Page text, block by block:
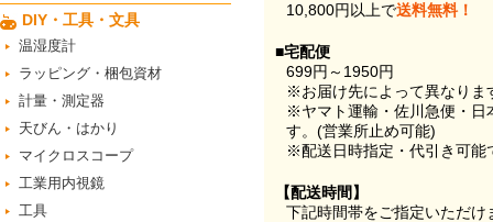
DIY・工具・文具
温湿度計
ラッピング・梱包資材
計量・測定器
天びん・はかり
マイクロスコープ
工業用内視鏡
工具
10,800円以上で送料無料！
■宅配便
699円～1950円
※お届け先によって異なりま
※ヤマト運輸・佐川急便・日
す。(営業所止め可能)
※配送日時指定・代引き可能
【配送時間】
下記時間帯をご指定いただけ